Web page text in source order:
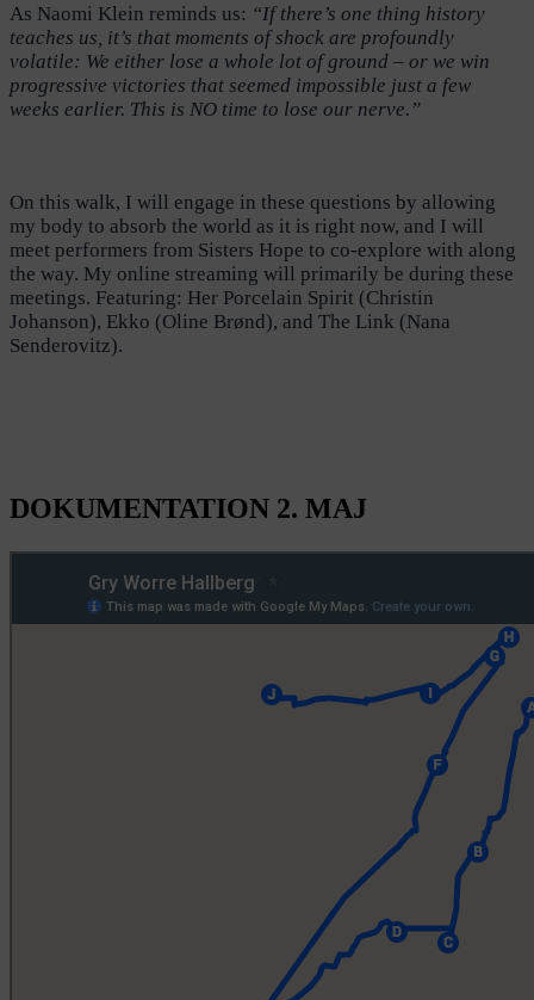
As Naomi Klein reminds us: “If there’s one thing history
teaches us, it’s that moments of shock are profoundly
volatile: We either lose a whole lot of ground – or we win
progressive victories that seemed impossible just a few
weeks earlier. This is NO time to lose our nerve.”
On this walk, I will engage in these questions by allowing
my body to absorb the world as it is right now, and I will
meet performers from Sisters Hope to co-explore with along
the way. My online streaming will primarily be during these
meetings. Featuring: Her Porcelain Spirit (Christin
Johanson), Ekko (Oline Brønd), and The Link (Nana
Senderovitz).
DOKUMENTATION 2. MAJ